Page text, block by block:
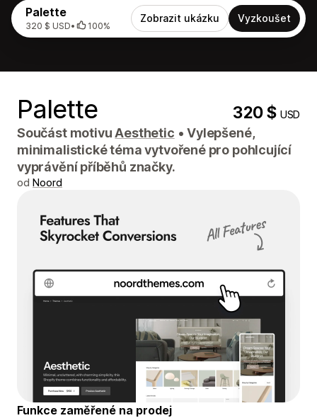
Palette
320 $ USD• 100%
Zobrazit ukázku Vyzkoušet
Palette 320 $USD
Součást motivuAesthetic • Vylepšené,
minimalistické téma vytvořené pro pohlcující
vyprávění příběhů značky.
od Noord
Funkce zaměřené na prodej